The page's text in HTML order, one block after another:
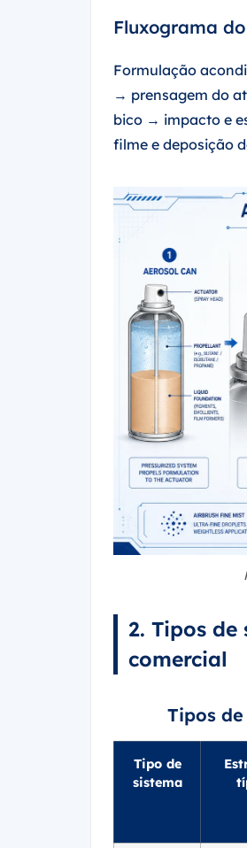
Fluxograma
Formulação
→ prensagem do
bico → impacto e
filme e deposição
2. Tipos
comercial
Tipos
Tipo de
sistema